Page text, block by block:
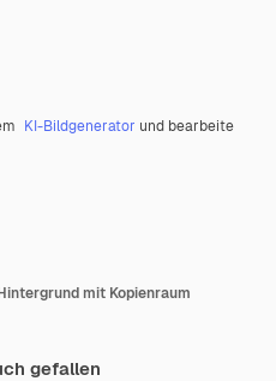
KI-Bildgenerator und bearbeite
mit Kopienraum
gefallen